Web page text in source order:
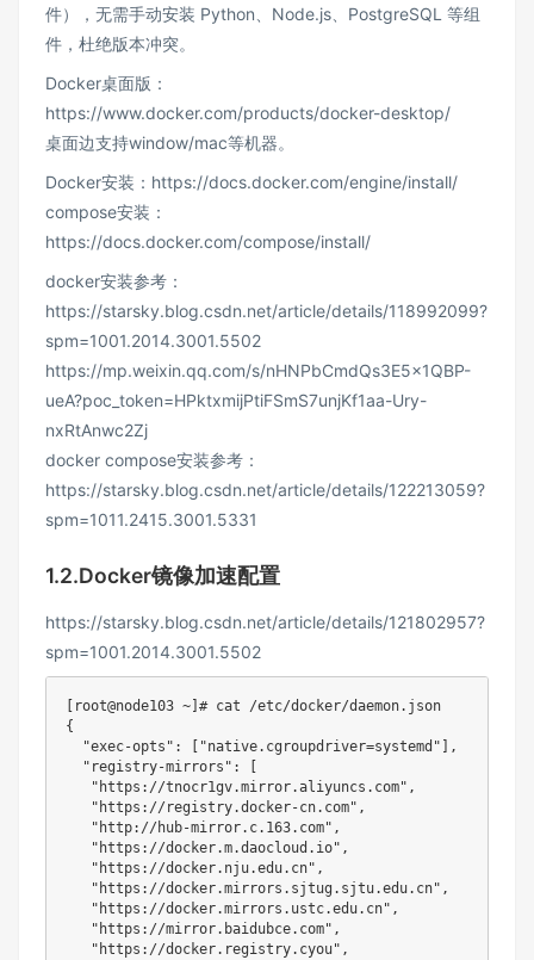
件），无需手动安装 Python、Node.js、PostgreSQL 等组
件，杜绝版本冲突。
Docker桌面版：
https://www.docker.com/products/docker-desktop/
桌面边支持window/mac等机器。
Docker安装：https://docs.docker.com/engine/install/
compose安装：
https://docs.docker.com/compose/install/
docker安装参考：
https://starsky.blog.csdn.net/article/details/118992099?
spm=1001.2014.3001.5502
https://mp.weixin.qq.com/s/nHNPbCmdQs3E5x1QBP-
ueA?poc_token=HPktxmijPtiFSmS7unjKf1aa-Ury-
nxRtAnwc2Zj
docker compose安装参考：
https://starsky.blog.csdn.net/article/details/122213059?
spm=1011.2415.3001.5331
1.2.Docker镜像加速配置
https://starsky.blog.csdn.net/article/details/121802957?
spm=1001.2014.3001.5502
root@node103 ~ # cat /etc/docker/daemon.json
{
"exec-opts" : "native.cgroupdriver=systemd"
,
"registry-mirrors" :
"https://tnocr1gv.mirror.aliyuncs.com" ,
"https://registry.docker-cn.com" ,
"http://hub-mirror.c.163.com" ,
"https://docker.m.daocloud.io" ,
"https://docker.nju.edu.cn" ,
"https://docker.mirrors.sjtug.sjtu.edu.cn" ,
"https://docker.mirrors.ustc.edu.cn" ,
"https://mirror.baidubce.com" ,
"https://docker.registry.cyou" ,